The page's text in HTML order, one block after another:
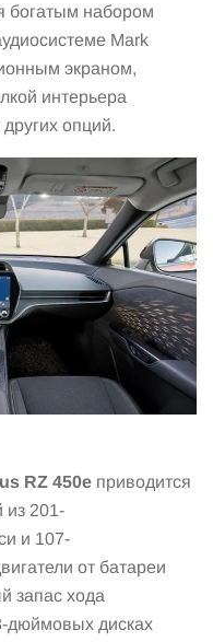
богатым набором
Mark
экраном,
интерьера
опций.
RZ 450e приводится
из 201-
и 107-
от батареи
запас хода
дюймовых дисках